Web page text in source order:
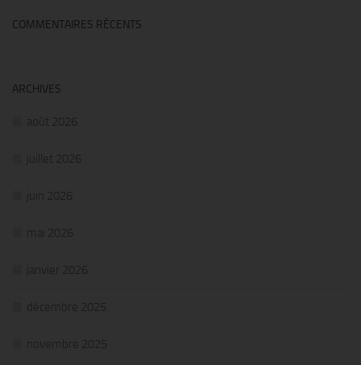
COMMENTAIRES RÉCENTS
ARCHIVES
août 2026
juillet 2026
juin 2026
mai 2026
janvier 2026
décembre 2025
novembre 2025